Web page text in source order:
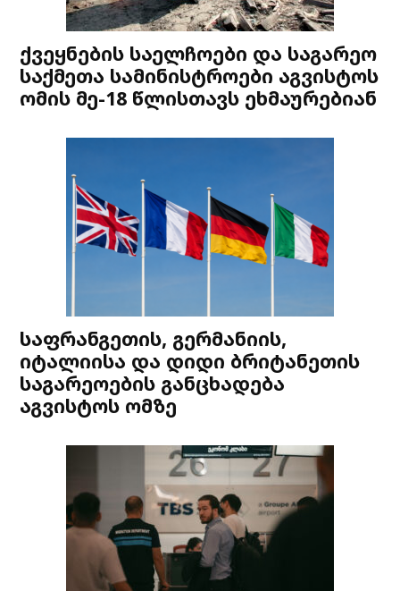
ქვეყნების საელჩოები და საგარეო
საქმეთა სამინისტროები აგვისტოს
ომის მე-18 წლისთავს ეხმაურებიან
საფრანგეთის, გერმანიის,
იტალიისა და დიდი ბრიტანეთის
საგარეოების განცხადება
აგვისტოს ომზე